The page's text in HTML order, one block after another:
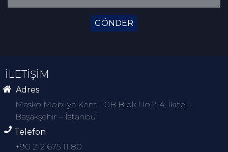
GÖNDER
İLETİŞİM
Adres
Masko Mobilya Kenti 10B Blok No:2-4, İkitelli,
Başakşehir – İstanbul
Telefon
+90 212 675 11 80